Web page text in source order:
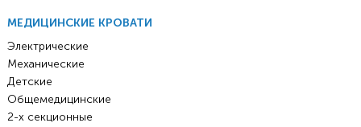
МЕДИЦИНСКИЕ КРОВАТИ
Электрические
Механические
Детские
Общемедицинские
2-х секционные